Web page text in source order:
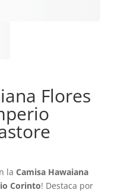
Flores
la Camisa Hawaiana
Corinto! Destaca por